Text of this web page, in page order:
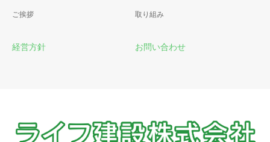
ご挨拶 取り組み
経営方針 お問い合わせ